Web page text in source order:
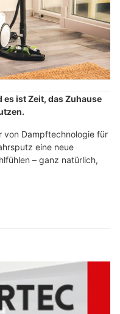
ist Zeit, das Zuhause
von Dampftechnologie für
eine neue
– ganz natürlich,